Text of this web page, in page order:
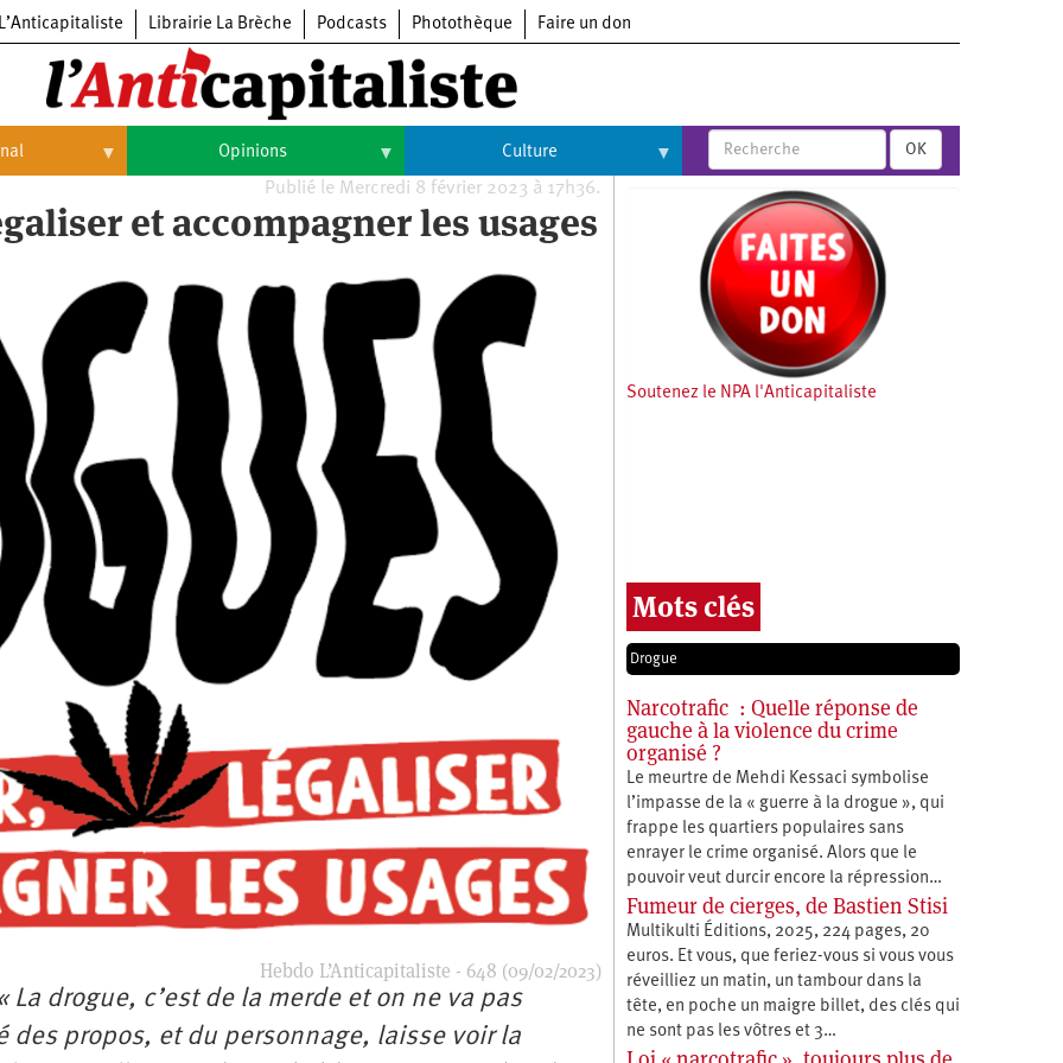
L’Anticapitaliste Librairie La Brèche Podcasts Photothèque Faire un don
Opinions Culture
Cinéma
Expositions
Livres
Musique
OK
Publié le Mercredi 8 février 2023 à 17h36.
et accompagner les usages
Hebdo L’Anticapitaliste - 648 (09/02/2023)
drogue, c’est de la merde et on ne va pas
des propos, et du personnage, laisse voir la
Soutenez le NPA l'Anticapitaliste
Mots clés
Drogue
Narcotrafic : Quelle réponse de
gauche à la violence du crime
organisé ?
Le meurtre de Mehdi Kessaci symbolise
l’impasse de la « guerre à la drogue », qui
frappe les quartiers populaires sans
enrayer le crime organisé. Alors que le
pouvoir veut durcir encore la répression…
Fumeur de cierges, de Bastien Stisi
Multikulti Éditions, 2025, 224 pages, 20
euros. Et vous, que feriez-vous si vous vous
réveilliez un matin, un tambour dans la
tête, en poche un maigre billet, des clés qui
ne sont pas les vôtres et 3…